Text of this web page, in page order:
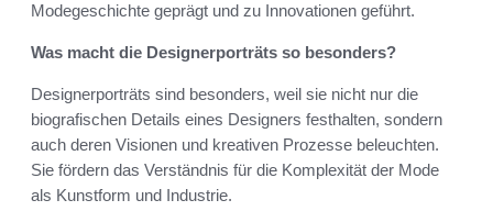
Modegeschichte geprägt und zu Innovationen geführt.
Was macht die Designerporträts so besonders?
Designerporträts sind besonders, weil sie nicht nur die
biografischen Details eines Designers festhalten, sondern
auch deren Visionen und kreativen Prozesse beleuchten.
Sie fördern das Verständnis für die Komplexität der Mode
als Kunstform und Industrie.